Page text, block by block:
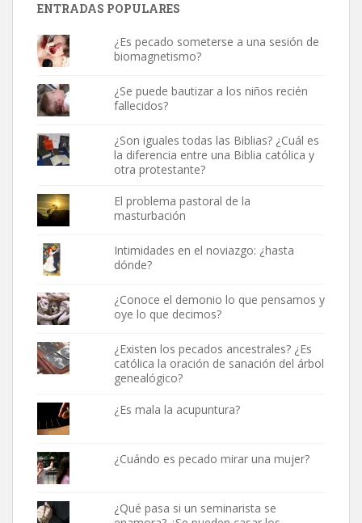
ENTRADAS POPULARES
¿Es pecado someterse a una sesión de
biomagnetismo?
¿Se puede bautizar a los niños recién
fallecidos?
¿Son iguales todas las Biblias? ¿Cuál es
la diferencia entre una Biblia católica y
otra protestante?
El problema pastoral de la
masturbación
Intimidades en el noviazgo: ¿hasta
dónde?
¿Conoce el demonio lo que pensamos y
oye lo que decimos?
¿Existen los pecados ancestrales? ¿Es
católica la oración de sanación del árbol
genealógico?
¿Es mala la acupuntura?
¿Cuándo es pecado mirar una mujer?
¿Qué pasa si un seminarista se